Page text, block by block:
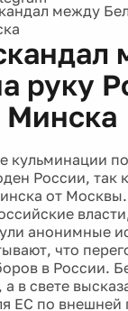
между
руку
Минска
кульминации
России, так
от
анонимные
что
в России.
в свете
ЕС по